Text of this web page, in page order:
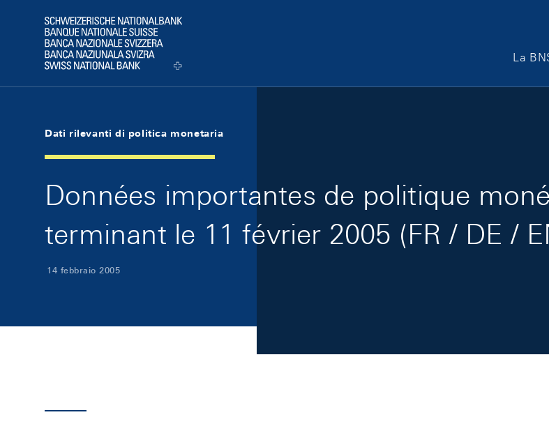
Logo
Main
La
Dati rilevanti di politica monetaria
Données importantes de politique
terminant le 11 février 2005 (FR / DE /
14 febbraio 2005